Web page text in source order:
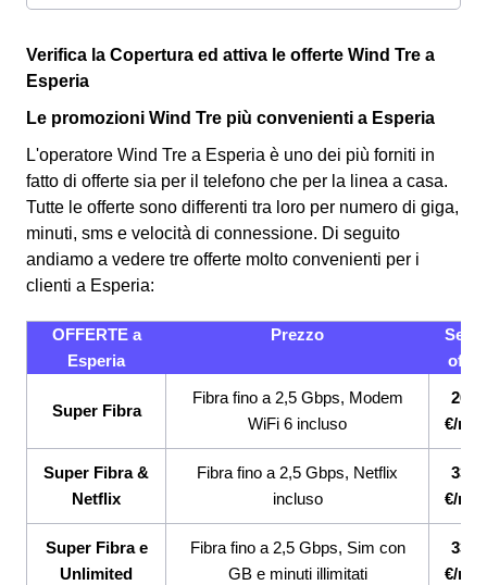
Verifica la Copertura ed attiva le offerte Wind Tre a
Esperia
Le promozioni Wind Tre più convenienti a Esperia
L'operatore Wind Tre a Esperia è uno dei più forniti in
fatto di offerte sia per il telefono che per la linea a casa.
Tutte le offerte sono differenti tra loro per numero di giga,
minuti, sms e velocità di connessione. Di seguito
andiamo a vedere tre offerte molto convenienti per i
clienti a Esperia:
OFFERTE a
Esperia
Prezzo
Super Fibra
Fibra fino a 2,5 Gbps, Modem
WiFi 6 incluso
€/
Super Fibra &
Netflix
Fibra fino a 2,5 Gbps, Netflix
incluso
€/
Super Fibra e
Unlimited
Fibra fino a 2,5 Gbps, Sim con
GB e minuti illimitati
€/